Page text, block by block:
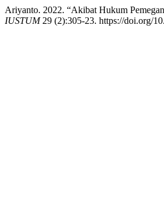
Ariyanto. 2022. “Akibat Hukum
IUSTUM29 (2):305-23. https://doi.org/